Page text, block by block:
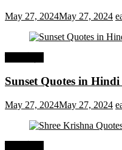
May 27, 2024May 27, 2024
Sunset Quotes in Hindi |
May 27, 2024May 27, 2024